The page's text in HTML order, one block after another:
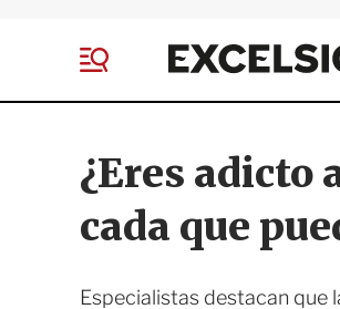
e
¿Eres adicto
cada que
Especialistas destacan que